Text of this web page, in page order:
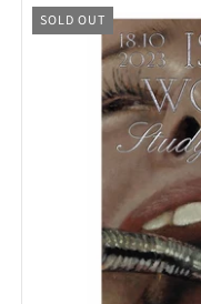
SOLD OUT